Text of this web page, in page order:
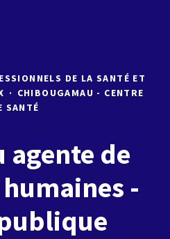
DE LA SANTÉ ET
· CHIBOUGAMAU - CENTRE
SANTÉ
agente de
-